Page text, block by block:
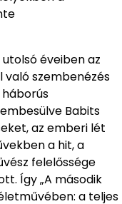
éveiben az
való szembenézés
Babits
az emberi lét
a hit, a
felelőssége
Így „A második
a teljes